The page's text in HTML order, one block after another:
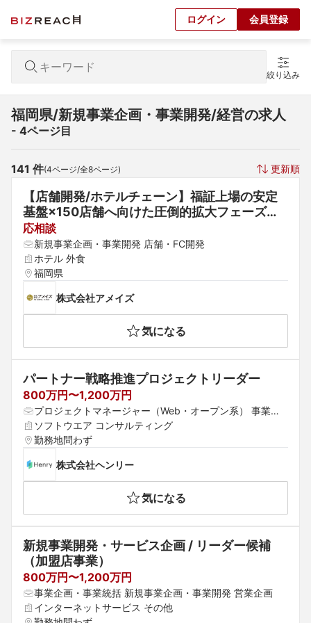
ログイン 会員登録
絞り込み
福岡県/新規事業企画・事業開発/経営の求人
- 4ページ目
141 件(4ページ/全8ページ) 更新順
【店舗開発/ホテルチェーン】福証上場の安定
基盤×150店舗へ向けた圧倒的拡大フェーズ！
｜過去5年で45店舗を新展開！/経営層の近く
で裁量◎3年連続給与ベースUP！手厚い福利厚
生
応相談
新規事業企画・事業開発 店舗・FC開発
ホテル 外食
福岡県
株式会社アメイズ
気になる
パートナー戦略推進プロジェクトリーダー
800万円〜1,200万円
プロジェクトマネージャー（Web・オープン系） 事業企
画・事業統括 新規事業企画・事業開発
ソフトウエア コンサルティング
勤務地問わず
株式会社ヘンリー
気になる
新規事業開発・サービス企画 / リーダー候補
（加盟店事業）
800万円〜1,200万円
事業企画・事業統括 新規事業企画・事業開発 営業企画
インターネットサービス その他